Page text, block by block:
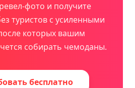
фото и получите
туристов с усиленными
которых вашим
собирать чемоданы.
бесплатно